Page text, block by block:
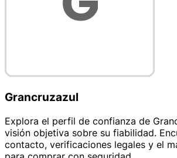
Grancruzazul
Explora el perfil de confianza de
visión objetiva sobre su fiabilidad.
contacto, verificaciones legales y el